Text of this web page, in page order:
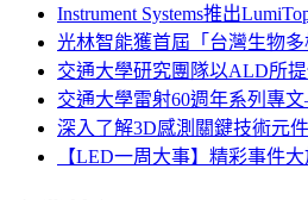
Instrument Systems推出
光林智能獲首屆「台灣生物
交通大學研究團隊以ALD所
交通大學雷射60週年系列專
深入了解3D感測關鍵技術元
【LED一周大事】精彩事件